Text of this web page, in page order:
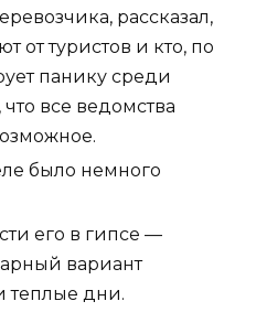
рассказал,
от туристов и кто, по
панику среди
все ведомства
было немного
его в гипсе —
вариант
теплые дни.